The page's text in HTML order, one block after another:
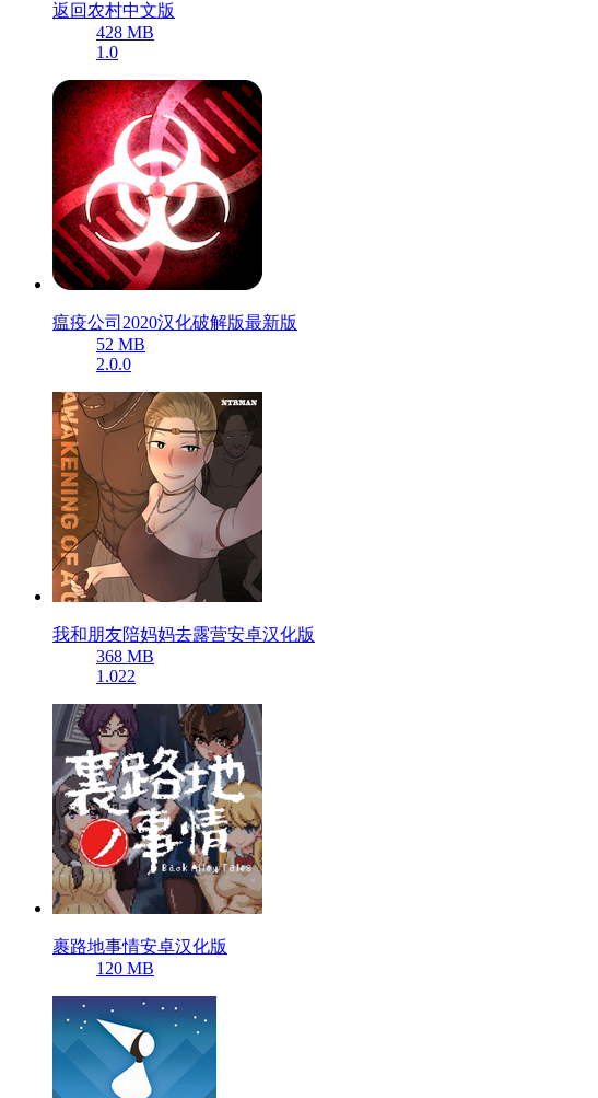
返回农村中文版
428 MB
1.0
瘟疫公司2020汉化破解版最新版
52 MB
2.0.0
我和朋友陪妈妈去露营安卓汉化版
368 MB
1.022
裹路地事情安卓汉化版
120 MB